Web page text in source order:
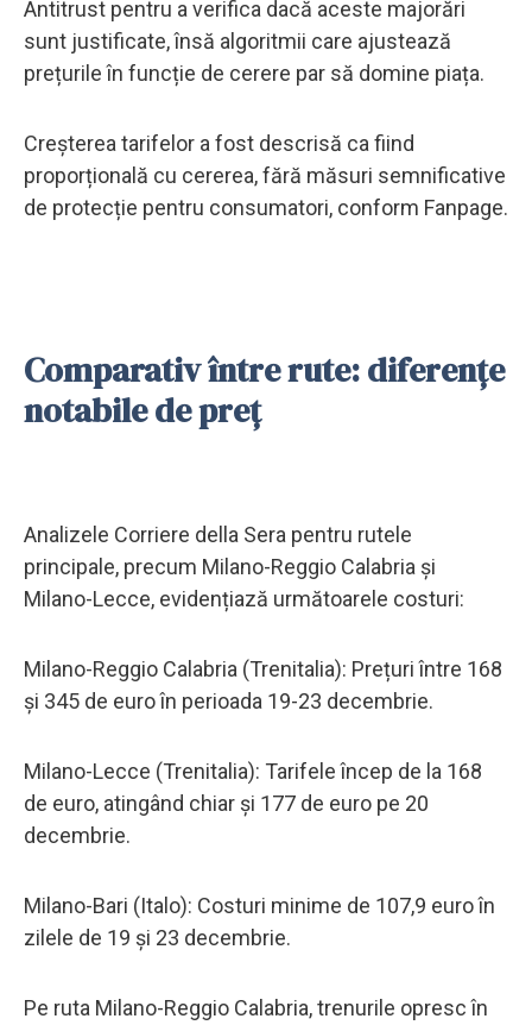
Antitrust pentru a verifica dacă aceste majorări
sunt justificate, însă algoritmii care ajustează
prețurile în funcție de cerere par să domine piața.
Creșterea tarifelor a fost descrisă ca fiind
proporțională cu cererea, fără măsuri semnificative
de protecție pentru consumatori, conform Fanpage.
Comparativ între rute: diferențe
notabile de preț
Analizele Corriere della Sera pentru rutele
principale, precum Milano-Reggio Calabria și
Milano-Lecce, evidențiază următoarele costuri:
Milano-Reggio Calabria (Trenitalia): Prețuri între 168
și 345 de euro în perioada 19-23 decembrie.
Milano-Lecce (Trenitalia): Tarifele încep de la 168
de euro, atingând chiar și 177 de euro pe 20
decembrie.
Milano-Bari (Italo): Costuri minime de 107,9 euro în
zilele de 19 și 23 decembrie.
Pe ruta Milano-Reggio Calabria, trenurile opresc în